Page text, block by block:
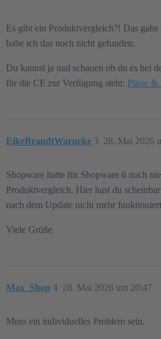
Es gibt ein Produktvergleich?! Das
habe ich das noch nicht gefunden.
Du kannst ja mal schauen ob du es bei
für die CE zur Verfügung steht: Pläne &
EikeBrandtWarneke 28. Mai 2026
3
Shopware hatte für Shopware 6 noch
Produktvergleich. Hier hast du
nach dem Update nicht mehr
Viele Grüße
Max_Shop 28. Mai 2026 um 20:47
4
Muss ein individuelles Problem sein.